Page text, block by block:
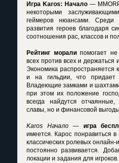
Игра Karos: Начало —
некоторыми
геймеров нюансами. Среди
развития героев благодаря
соотношения рас, классов и
Рейтинг моралипомогает не
всех против всех и держаться
Экономика распространяется
и на гильдии, что придает
Владеющие замками и
при этом их положение
всегда найдутся
славы, но и финансовой
Karos Начало— игра
имеется. Карос понравиться
классических ролевых онлайн-
постоянно развивается.
локации и задания для игроков.